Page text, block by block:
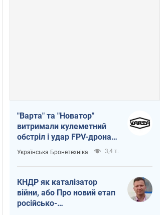
"Варта" та "Новатор"
витримали кулеметний
обстріл і удар FPV-дрона,
врятувавши життя
офіцеру ЗСУ
Українська Бронетехніка 3,4 т.
КНДР як каталізатор
війни, або Про новий етап
російсько-